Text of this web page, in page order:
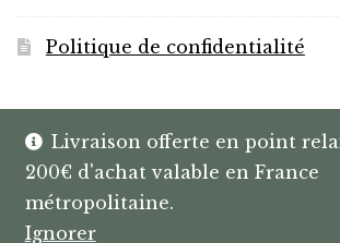
Livraison offerte en point
200€ d'achat valable en France
métropolitaine.
Ignorer
Politique de confidentialité
© HANNIBAL | CAVISTE À
SPIRITUEUX & BOX SUR MESURE